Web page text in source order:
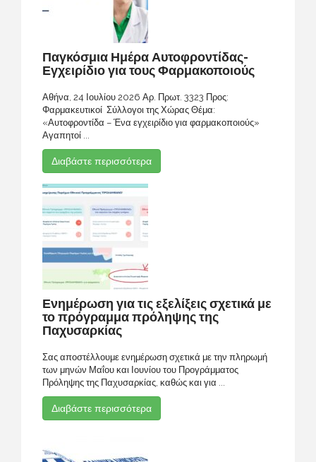
Παγκόσμια Ημέρα Αυτοφροντίδας-
Εγχειρίδιο για τους Φαρμακοποιούς
Αθήνα, 24 Ιουλίου 2026 Αρ. Πρωτ. 3323 Προς:
Φαρμακευτικοί Σύλλογοι της Χώρας Θέμα:
«Αυτοφροντίδα – Ένα εγχειρίδιο για φαρμακοποιούς»
Αγαπητοί ...
Διαβάστε περισσότερα
Ενημέρωση για τις εξελίξεις σχετικά με
το πρόγραμμα πρόληψης της
Παχυσαρκίας
Σας αποστέλλουμε ενημέρωση σχετικά με την πληρωμή
των μηνών Μαΐου και Ιουνίου του Προγράμματος
Πρόληψης της Παχυσαρκίας, καθώς και για ...
Διαβάστε περισσότερα